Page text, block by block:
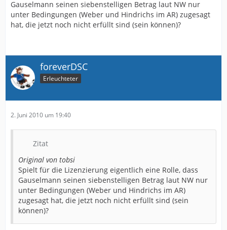
Gauselmann seinen siebenstelligen Betrag laut NW nur
unter Bedingungen (Weber und Hindrichs im AR) zugesagt
hat, die jetzt noch nicht erfüllt sind (sein können)?
foreverDSC
Erleuchteter
2. Juni 2010 um 19:40
Zitat
Original von tobsi
Spielt für die Lizenzierung eigentlich eine Rolle, dass
Gauselmann seinen siebenstelligen Betrag laut NW nur
unter Bedingungen (Weber und Hindrichs im AR)
zugesagt hat, die jetzt noch nicht erfüllt sind (sein
können)?